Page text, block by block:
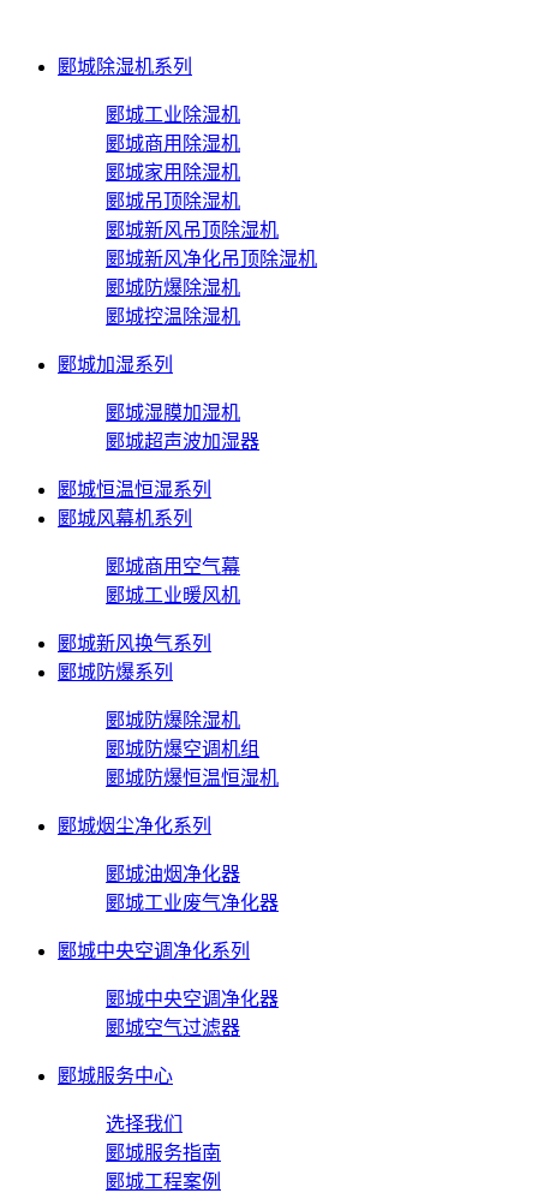
郾城除湿机系列
郾城工业除湿机
郾城商用除湿机
郾城家用除湿机
郾城吊顶除湿机
郾城新风吊顶除湿机
郾城新风净化吊顶除湿机
郾城防爆除湿机
郾城控温除湿机
郾城加湿系列
郾城湿膜加湿机
郾城超声波加湿器
郾城恒温恒湿系列
郾城风幕机系列
郾城商用空气幕
郾城工业暖风机
郾城新风换气系列
郾城防爆系列
郾城防爆除湿机
郾城防爆空调机组
郾城防爆恒温恒湿机
郾城烟尘净化系列
郾城油烟净化器
郾城工业废气净化器
郾城中央空调净化系列
郾城中央空调净化器
郾城空气过滤器
郾城服务中心
选择我们
郾城服务指南
郾城工程案例